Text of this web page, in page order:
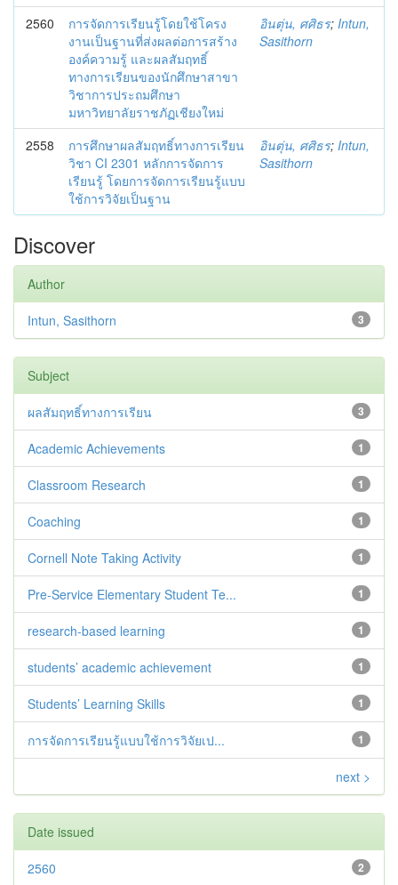
2560
การจัดการเรียนรู้โดยใช้โครง
งานเป็นฐานที่ส่งผลต่อการสร้าง
องค์ความรู้ และผลสัมฤทธิ์
ทางการเรียนของนักศึกษาสาขา
วิชาการประถมศึกษา
มหาวิทยาลัยราชภัฏเชียงใหม่
อินตุ่น, ศศิธร; Intun,
Sasithorn
2558
การศึกษาผลสัมฤทธิ์ทางการเรียน
วิชา CI 2301 หลักการจัดการ
เรียนรู้ โดยการจัดการเรียนรู้แบบ
ใช้การวิจัยเป็นฐาน
อินตุ่น, ศศิธร; Intun,
Sasithorn
Discover
Author
3
Intun, Sasithorn
Subject
3
ผลสัมฤทธิ์ทางการเรียน
1
Academic Achievements
1
Classroom Research
1
Coaching
1
Cornell Note Taking Activity
1
Pre-Service Elementary Student Te...
1
research-based learning
1
students’ academic achievement
1
Students’ Learning Skills
1
การจัดการเรียนรู้แบบใช้การวิจัยเป...
next >
Date issued
2
2560